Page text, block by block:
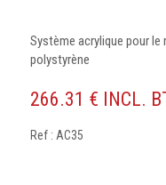
Système acrylique pour
polystyrène
266.31 € INCL.
Ref : AC35